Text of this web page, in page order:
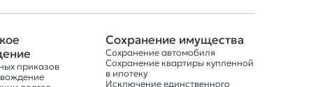
приказов
Сохранение имущества
Сохранение автомобиля
Сохранение квартиры купленной
в ипотеку
Исключение единственного